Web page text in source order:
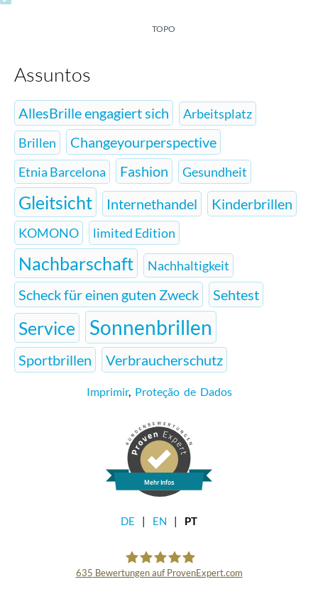
TOPO
Assuntos
AllesBrille engagiert sich
Arbeitsplatz
Brillen
Changeyourperspective
Etnia Barcelona Fashion Gesundheit
Gleitsicht Internethandel Kinderbrillen
KOMONO limited Edition
Nachbarschaft Nachhaltigkeit
Scheck für einen guten Zweck Sehtest
Service Sonnenbrillen
Sportbrillen Verbraucherschutz
Imprimir, Proteção de Dados
Mehr Infos
DE EN PT
635 Bewertungen auf ProvenExpert.com